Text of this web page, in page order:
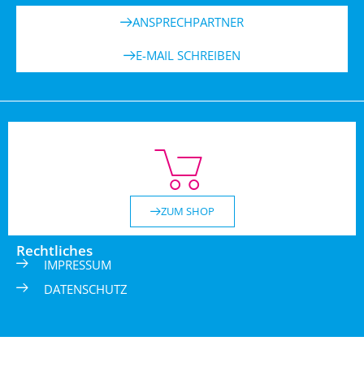
ANSPRECHPARTNER
E-MAIL SCHREIBEN
ZUM SHOP
Rechtliches
IMPRESSUM
DATENSCHUTZ